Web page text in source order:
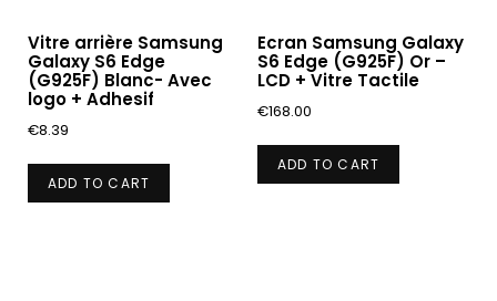
Vitre arrière Samsung
Galaxy S6 Edge
(G925F) Blanc- Avec
logo + Adhesif
€8.39
ADD TO CART
Ecran Samsung Galaxy
S6 Edge (G925F) Or –
LCD + Vitre Tactile
€168.00
ADD TO CART